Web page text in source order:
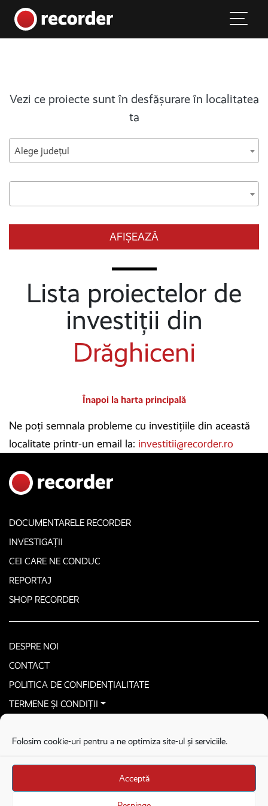
Folosim cookie-uri pentru a ne optimiza site-ul și serviciile.
Acceptă
Main Navigation
Vezi ce proiecte sunt în desfășurare în localitatea
ta
Alege județul
AFIȘEAZĂ
Lista proiectelor de
investiții din
Drăghiceni
Înapoi la harta principală
Ne poți semnala probleme cu investițiile din această
localitate printr-un email la: investitii@recorder.ro
DOCUMENTARELE RECORDER
INVESTIGAȚII
CEI CARE NE CONDUC
REPORTAJ
SHOP RECORDER
DESPRE NOI
CONTACT
POLITICA DE CONFIDENȚIALITATE
TERMENE ȘI CONDIȚII
Stega creative
Brandul Recorder e operat de Asociația Recorder Community, sub licența SC